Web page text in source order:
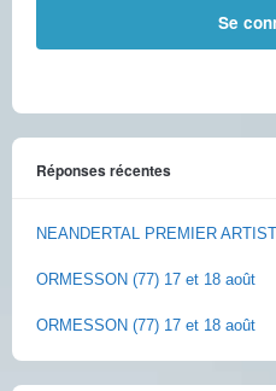
Réponses récentes
NEANDERTAL PREMIER
ORMESSON (77) 17 et 18 août
ORMESSON (77) 17 et 18 août